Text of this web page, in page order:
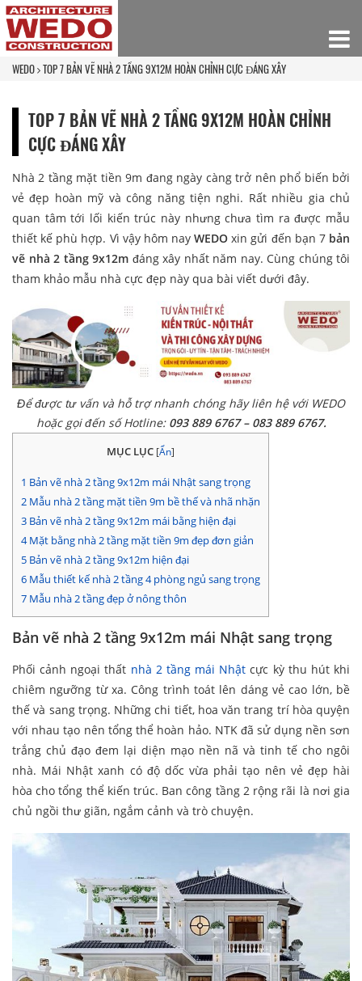
WEDO TOP 7 BẢN VẼ NHÀ 2 TẦNG 9X12M HOÀN CHỈNH CỰC ĐÁNG XÂY
TOP 7 BẢN VẼ NHÀ 2 TẦNG 9X12M HOÀN CHỈNH
CỰC ĐÁNG XÂY
Nhà 2 tầng mặt tiền 9m đang ngày càng trở nên phổ biến bởi
vẻ đẹp hoàn mỹ và công năng tiện nghi. Rất nhiều gia chủ
quan tâm tới lối kiến trúc này nhưng chưa tìm ra được mẫu
thiết kế phù hợp. Vì vậy hôm nayWEDOxin gửi đến bạn 7 bản
vẽ nhà 2 tầng 9x12m đáng xây nhất năm nay. Cùng chúng tôi
tham khảo mẫu nhà cực đẹp này qua bài viết dưới đây.
Để được tư vấn và hỗ trợ nhanh chóng hãy liên hệ với WEDO
hoặc gọi đến số Hotline: 093 889 6767 – 083 889 6767.
MỤC LỤC [Ẩn]
1 Bản vẽ nhà 2 tầng 9x12m mái Nhật sang trọng
2 Mẫu nhà 2 tầng mặt tiền 9m bề thế và nhã nhặn
3 Bản vẽ nhà 2 tầng 9x12m mái bằng hiện đại
4Mặt bằng nhà 2 tầng mặt tiền 9m đẹp đơn giản
5 Bản vẽ nhà 2 tầng 9x12m hiện đại
6 Mẫu thiết kế nhà 2 tầng 4 phòng ngủ sang trọng
7 Mẫu nhà 2 tầng đẹp ở nông thôn
Bản vẽ nhà 2 tầng 9x12m mái Nhật sang trọng
Phối cảnh ngoại thất nhà 2 tầng mái Nhật cực kỳ thu hút khi
chiêm ngưỡng từ xa. Công trình toát lên dáng vẻ cao lớn, bề
thế và sang trọng. Những chi tiết, hoa văn trang trí hòa quyện
với nhau tạo nên tổng thể hoàn hảo. NTK đã sử dụng nền sơn
trắng chủ đạo đem lại diện mạo nền nã và tinh tế cho ngôi
nhà. Mái Nhật xanh có độ dốc vừa phải tạo nên vẻ đẹp hài
hòa cho tổng thể kiến trúc. Ban công tầng 2 rộng rãi là nơi gia
chủ ngồi thư giãn, ngắm cảnh và trò chuyện.